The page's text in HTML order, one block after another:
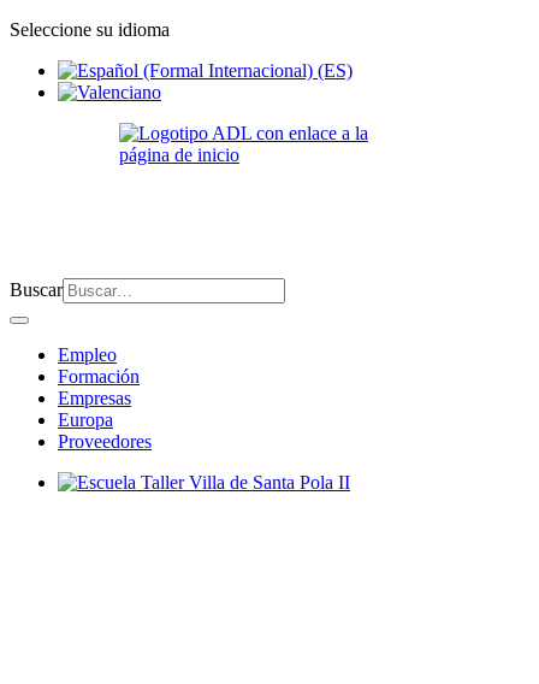
Seleccione su idioma
Buscar
Empleo
Formación
Empresas
Europa
Proveedores